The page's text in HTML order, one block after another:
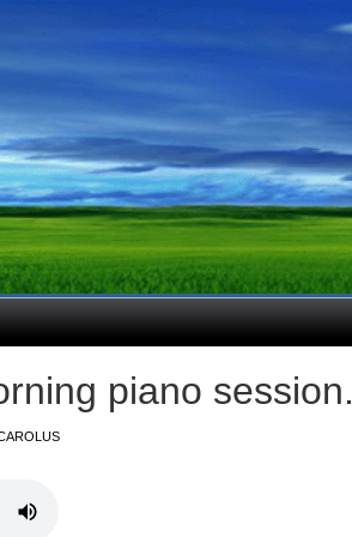
piano session.